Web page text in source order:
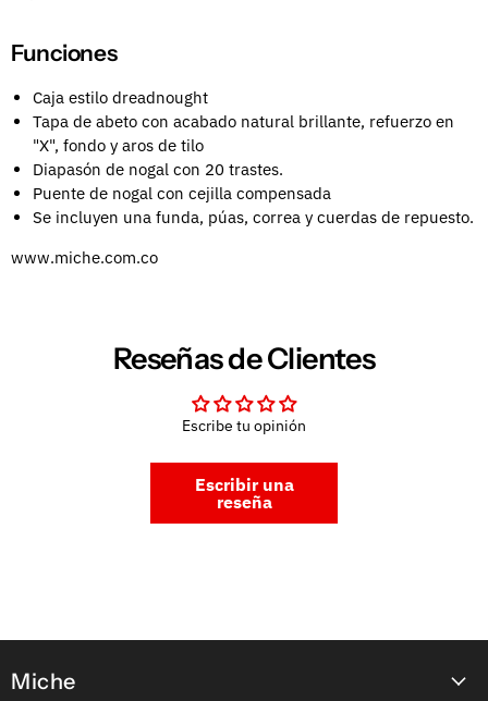
Funciones
Caja estilo dreadnought
Tapa de abeto con acabado natural brillante, refuerzo en
"X", fondo y aros de tilo
Diapasón de nogal con 20 trastes.
Puente de nogal con cejilla compensada
Se incluyen una funda, púas, correa y cuerdas de repuesto.
www.miche.com.co
Reseñas de Clientes
Escribe tu opinión
Escribir una
reseña
Miche